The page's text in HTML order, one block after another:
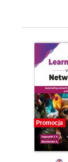
Promocja